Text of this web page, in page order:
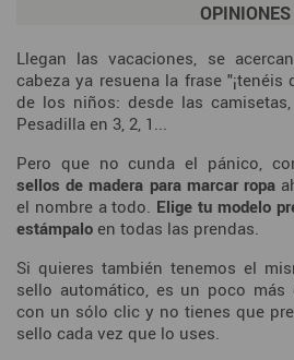
OPINIONES
Llegan las vacaciones, se
cabeza ya resuena la frase
de los niños: desde las
Pesadilla en 3, 2, 1...
Pero que no cunda el pánico,
sellos de madera para marcar ropa
el nombre a todo. Elige tu modelo
estámpalo en todas las prendas.
Si quieres también tenemos el
sello automático, es un poco más
con un sólo clic y no tienes que
sello cada vez que lo uses.